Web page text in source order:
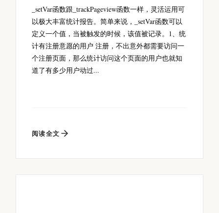
_setVar函数跟_trackPageview函数一样，灵活运用可
以极大丰富统计报告。简单来说，_setVar函数可以
定义一个值，当被触发的时候，该值被记录。1、统
计有注册意愿的用户 注册，不出意外都需要访问一
个注册页面，那么统计访问这个页面的用户也就知
道了有多少用户动过...
阅读全文